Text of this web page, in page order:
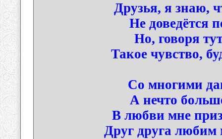
Друзья, я знаю,
Не доведётся
Но, говоря
Такое чувство,
Со многими
А нечто
В любви мне
Друг друга любим